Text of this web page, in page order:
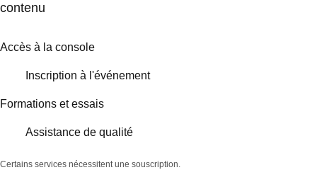
contenu
Accès à la console
Inscription à l'événement
Formations et essais
Assistance de qualité
Certains services nécessitent une souscription.